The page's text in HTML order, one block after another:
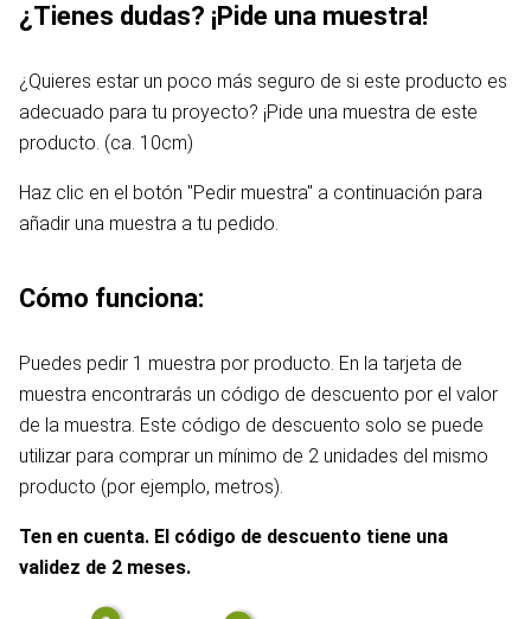
¿Tienes dudas? ¡Pide una muestra!
¿Quieres estar un poco más seguro de si este producto es
adecuado para tu proyecto? ¡Pide una muestra de este
producto. (ca. 10cm)
Haz clic en el botón "Pedir muestra" a continuación para
añadir una muestra a tu pedido.
Cómo funciona:
Puedes pedir 1 muestra por producto. En la tarjeta de
muestra encontrarás un código de descuento por el valor
de la muestra. Este código de descuento solo se puede
utilizar para comprar un mínimo de 2 unidades del mismo
producto (por ejemplo, metros).
Ten en cuenta. El código de descuento tiene una
validez de 2 meses.